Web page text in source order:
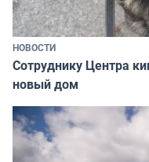
НОВОСТИ
Сотруднику Центра
новый дом